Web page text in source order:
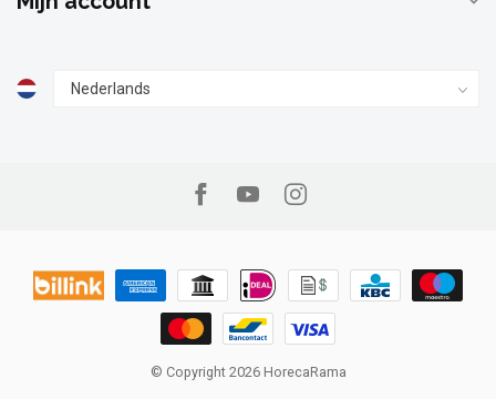
© Copyright 2026 HorecaRama